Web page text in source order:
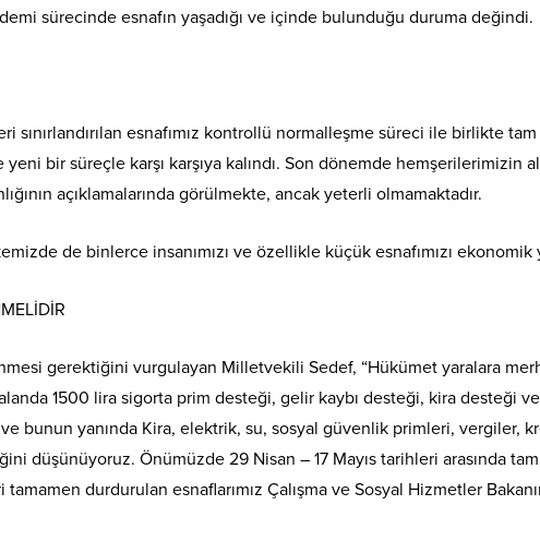
sürecinde esnafın yaşadığı ve içinde bulunduğu duruma değindi.
sınırlandırılan esnafımız kontrollü normalleşme süreci ile birlikte
yeni bir süreçle karşı karşıya kalındı. Son dönemde
açıklamalarında görülmekte, ancak yeterli olmamaktadır.
de binlerce insanımızı ve özellikle küçük esnafımızı
gerektiğini vurgulayan Milletvekili Sedef, “Hükümet yaralara
1500 lira sigorta prim desteği, gelir kaybı desteği, kira desteği
bunun yanında Kira, elektrik, su, sosyal güvenlik primleri, vergiler,
düşünüyoruz. Önümüzde 29 Nisan – 17 Mayıs tarihleri arasında
durdurulan esnaflarımız Çalışma ve Sosyal Hizmetler